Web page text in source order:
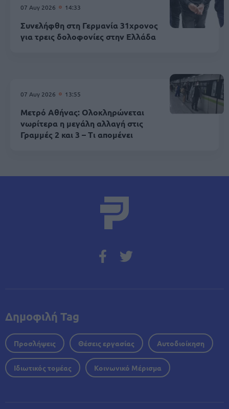
07 Αυγ 2026 14:33
Συνελήφθη στη Γερμανία 31χρονος
για τρεις δολοφονίες στην Ελλάδα
07 Αυγ 2026 13:55
Μετρό Αθήνας: Ολοκληρώνεται
νωρίτερα η μεγάλη αλλαγή στις
Γραμμές 2 και 3 – Τι απομένει
Δημοφιλή Tag
Προσλήψεις Θέσεις εργασίας Αυτοδιοίκηση
Ιδιωτικός τομέας Κοινωνικό Μέρισμα